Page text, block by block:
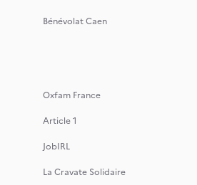
Bénévolat Caen
Oxfam France
Article 1
JobIRL
La Cravate Solidaire